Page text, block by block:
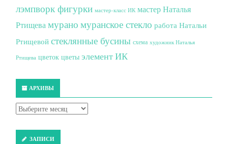
лэмпворк фигурки мастер-класс ИК мастер Наталья
Ртищевамурано муранское стекло работа Натальи
Ртищевой стеклянные бусины схема художник Наталья
Ртищева цветок цветы элемент ИК
АРХИВЫ
ЗАПИСИ